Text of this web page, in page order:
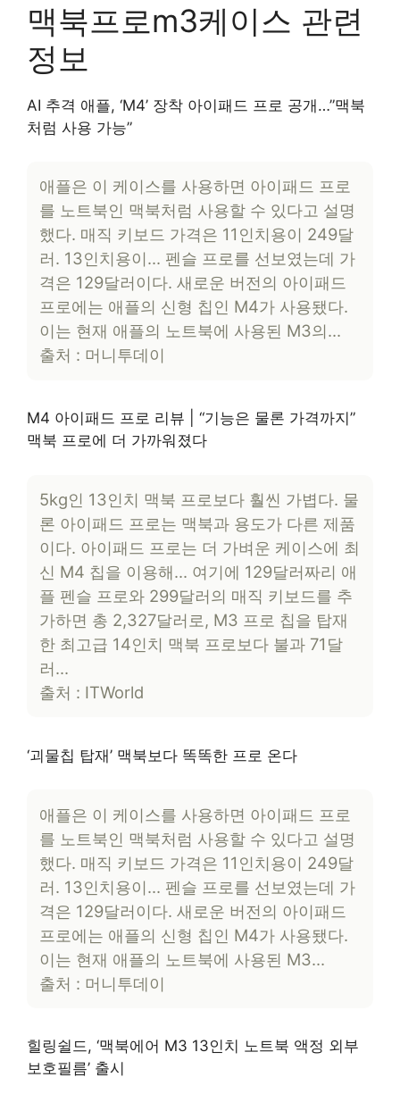
맥북프로m3케이스 관련
정보
AI 추격 애플, ‘M4’ 장착 아이패드 프로 공개…”맥북
처럼 사용 가능”
애플은 이 케이스를 사용하면 아이패드 프로
를 노트북인 맥북처럼 사용할 수 있다고 설명
했다. 매직 키보드 가격은 11인치용이 249달
러. 13인치용이… 펜슬 프로를 선보였는데 가
격은 129달러이다. 새로운 버전의 아이패드
프로에는 애플의 신형 칩인 M4가 사용됐다.
이는 현재 애플의 노트북에 사용된 M3의…
출처 : 머니투데이
M4 아이패드 프로 리뷰 | “기능은 물론 가격까지”
맥북 프로에 더 가까워졌다
5kg인 13인치 맥북 프로보다 훨씬 가볍다. 물
론 아이패드 프로는 맥북과 용도가 다른 제품
이다. 아이패드 프로는 더 가벼운 케이스에 최
신 M4 칩을 이용해… 여기에 129달러짜리 애
플 펜슬 프로와 299달러의 매직 키보드를 추
가하면 총 2,327달러로, M3 프로 칩을 탑재
한 최고급 14인치 맥북 프로보다 불과 71달
러…
출처 : ITWorld
‘괴물칩 탑재’ 맥북보다 똑똑한 프로 온다
애플은 이 케이스를 사용하면 아이패드 프로
를 노트북인 맥북처럼 사용할 수 있다고 설명
했다. 매직 키보드 가격은 11인치용이 249달
러. 13인치용이… 펜슬 프로를 선보였는데 가
격은 129달러이다. 새로운 버전의 아이패드
프로에는 애플의 신형 칩인 M4가 사용됐다.
이는 현재 애플의 노트북에 사용된 M3…
출처 : 머니투데이
힐링쉴드, ‘맥북에어 M3 13인치 노트북 액정 외부
보호필름’ 출시